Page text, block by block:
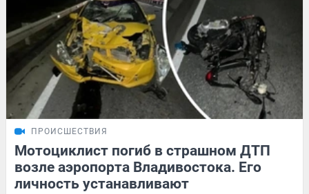
ПРОИСШЕСТВИЯ
Мотоциклист погиб в страшном ДТП
возле аэропорта Владивостока. Его
личность устанавливают